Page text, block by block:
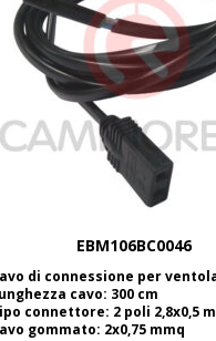
Aggiungi al
EBM106BC0046
di connessione per
cavo: 300 cm
connettore: 2 poli 2,8x0,5
gommato: 2x0,75 mmq